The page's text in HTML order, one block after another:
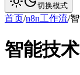
切换模式
首页/n8n工作流/
智能技